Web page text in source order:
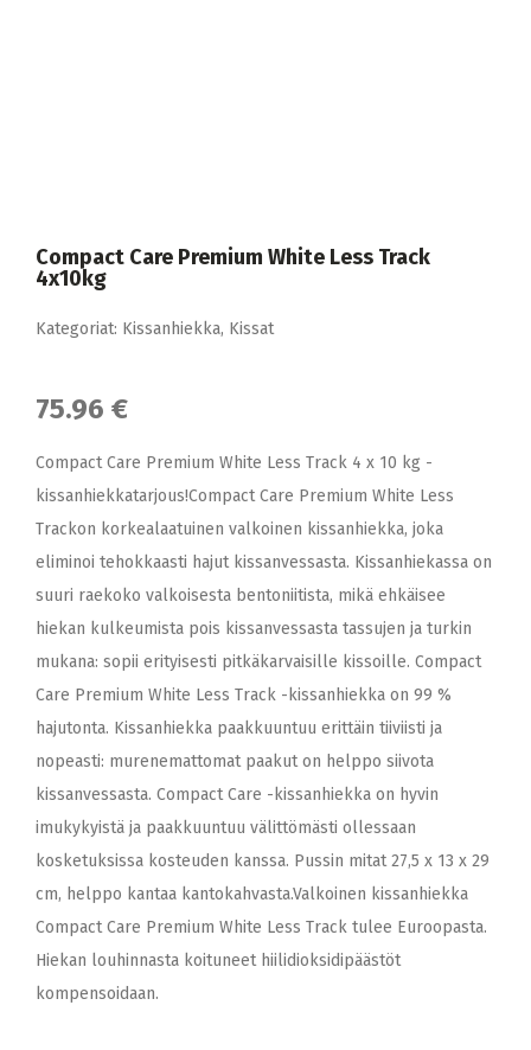
Compact Care Premium White Less Track
4x10kg
Kategoriat: Kissanhiekka, Kissat
75.96 €
Compact Care Premium White Less Track 4 x 10 kg -
kissanhiekkatarjous!Compact Care Premium White Less
Trackon korkealaatuinen valkoinen kissanhiekka, joka
eliminoi tehokkaasti hajut kissanvessasta. Kissanhiekassa on
suuri raekoko valkoisesta bentoniitista, mikä ehkäisee
hiekan kulkeumista pois kissanvessasta tassujen ja turkin
mukana: sopii erityisesti pitkäkarvaisille kissoille. Compact
Care Premium White Less Track -kissanhiekka on 99 %
hajutonta. Kissanhiekka paakkuuntuu erittäin tiiviisti ja
nopeasti: murenemattomat paakut on helppo siivota
kissanvessasta. Compact Care -kissanhiekka on hyvin
imukykyistä ja paakkuuntuu välittömästi ollessaan
kosketuksissa kosteuden kanssa. Pussin mitat 27,5 x 13 x 29
cm, helppo kantaa kantokahvasta.Valkoinen kissanhiekka
Compact Care Premium White Less Track tulee Euroopasta.
Hiekan louhinnasta koituneet hiilidioksidipäästöt
kompensoidaan.